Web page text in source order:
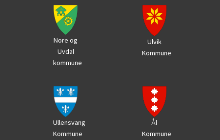
Nore og
Uvdal
kommune
Ulvik
Kommune
Ullensvang
Kommune
Ål
Kommune